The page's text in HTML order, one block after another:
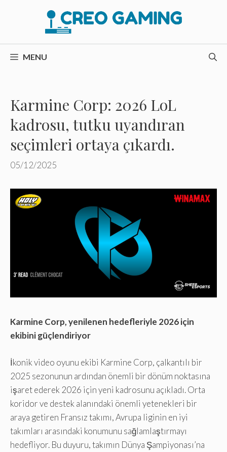
MENU
Karmine Corp: 2026 LoL
kadrosu, tutku uyandıran
seçimleri ortaya çıkardı.
05/12/2025
Karmine Corp, yenilenen hedefleriyle 2026 için
ekibini güçlendiriyor
İkonik video oyunu ekibi Karmine Corp, çalkantılı bir
2025 sezonunun ardından önemli bir dönüm noktasına
işaret ederek 2026 için yeni kadrosunu açıkladı. Orta
koridor ve destek alanındaki önemli yetenekleri bir
araya getiren Fransız takımı, Avrupa liginin en iyi
takımları arasındaki konumunu sağlamlaştırmayı
hedefliyor. Bu duyuru, takımın Dünya Şampiyonası’na